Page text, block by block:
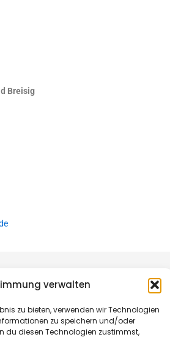
verwalten
zu bieten, verwenden wir Technologien
zu speichern und/oder
du diesen Technologien zustimmst,
Breisig